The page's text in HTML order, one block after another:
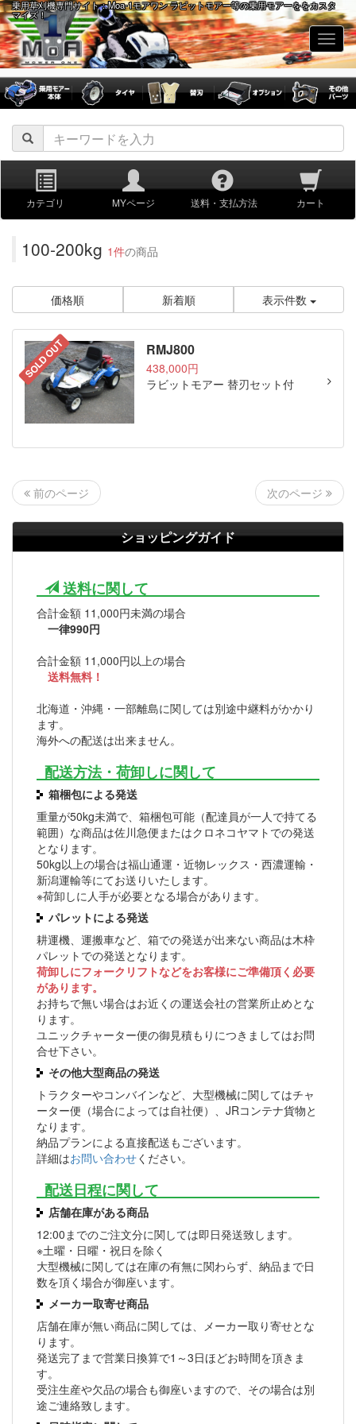
乗用草刈機専門サイト：Moa-1モアワン ラビットモアー等の乗用モアーををカスタ
マイズ！
カテゴリ MYページ 送料・支払方法 カート
100-200kg 1件の商品
価格順 新着順 表示件数
SOLD OUT RMJ800
438,000円
ラビットモアー 替刃セット付
前のページ 次のページ
ショッピングガイド
送料に関して
合計金額 11,000円未満の場合
一律990円
合計金額 11,000円以上の場合
送料無料！
北海道・沖縄・一部離島に関しては別途中継料がかかり
ます。
海外への配送は出来ません。
配送方法・荷卸しに関して
箱梱包による発送
重量が50kg未満で、箱梱包可能（配達員が一人で持てる
範囲）な商品は佐川急便またはクロネコヤマトでの発送
となります。
50kg以上の場合は福山通運・近物レックス・西濃運輸・
新潟運輸等にてお送りいたします。
※荷卸しに人手が必要となる場合があります。
パレットによる発送
耕運機、運搬車など、箱での発送が出来ない商品は木枠
パレットでの発送となります。
荷卸しにフォークリフトなどをお客様にご準備頂く必要
があります。
お持ちで無い場合はお近くの運送会社の営業所止めとな
ります。
ユニックチャーター便の御見積もりにつきましてはお問
合せ下さい。
その他大型商品の発送
トラクターやコンバインなど、大型機械に関してはチャ
ーター便（場合によっては自社便）、JRコンテナ貨物と
なります。
納品プランによる直接配送もございます。
詳細はお問い合わせください。
配送日程に関して
店舗在庫がある商品
12:00までのご注文分に関しては即日発送致します。
※土曜・日曜・祝日を除く
大型機械に関しては在庫の有無に関わらず、納品まで日
数を頂く場合が御座います。
メーカー取寄せ商品
店舗在庫が無い商品に関しては、メーカー取り寄せとな
ります。
発送完了まで営業日換算で1～3日ほどお時間を頂きま
す。
受注生産や欠品の場合も御座いますので、その場合は別
途ご連絡致します。